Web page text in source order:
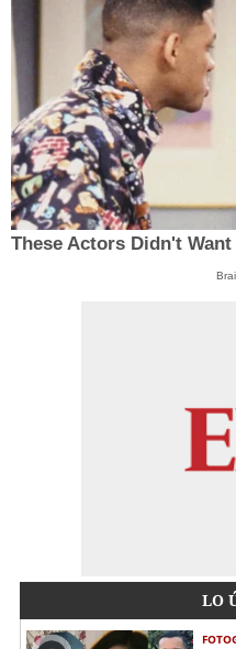
These Actors Didn't
LO